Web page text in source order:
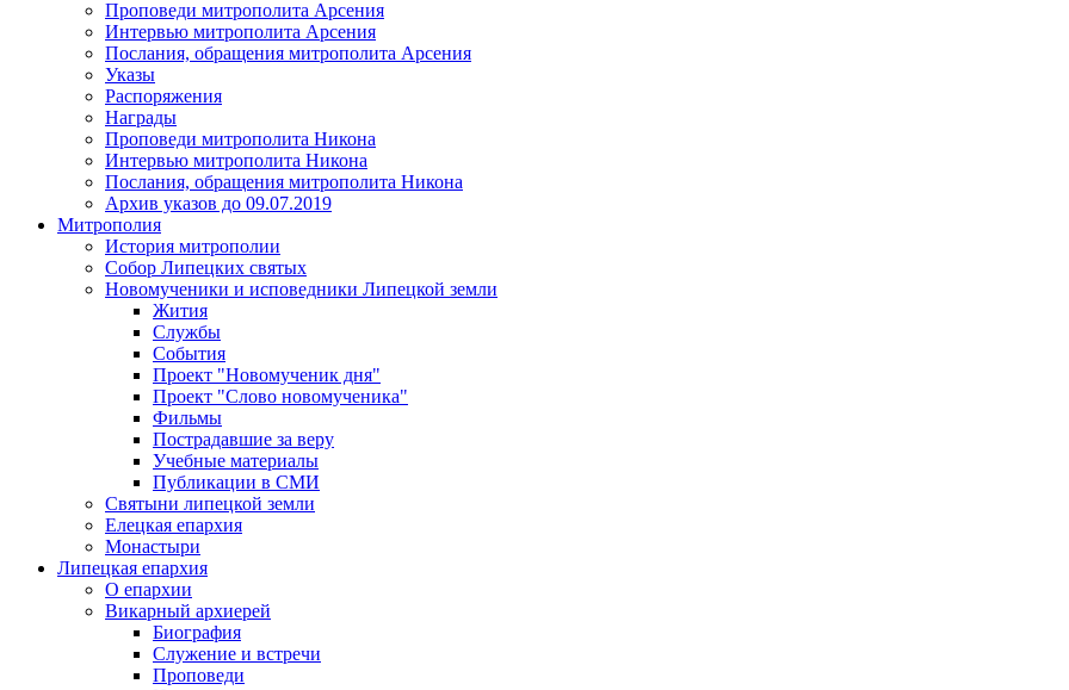
Проповеди митрополита Арсения
Интервью митрополита Арсения
Послания, обращения митрополита Арсения
Указы
Распоряжения
Награды
Проповеди митрополита Никона
Интервью митрополита Никона
Послания, обращения митрополита Никона
Архив указов до 09.07.2019
Митрополия
История митрополии
Собор Липецких святых
Новомученики и исповедники Липецкой земли
Жития
Службы
События
Проект "Новомученик дня"
Проект "Слово новомученика"
Фильмы
Пострадавшие за веру
Учебные материалы
Публикации в СМИ
Святыни липецкой земли
Елецкая епархия
Монастыри
Липецкая епархия
О епархии
Викарный архиерей
Биография
Служение и встречи
Проповеди